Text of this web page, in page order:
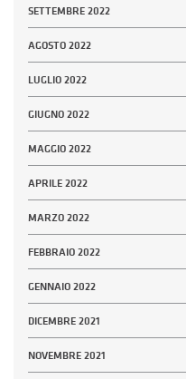
SETTEMBRE 2022
AGOSTO 2022
LUGLIO 2022
GIUGNO 2022
MAGGIO 2022
APRILE 2022
MARZO 2022
FEBBRAIO 2022
GENNAIO 2022
DICEMBRE 2021
NOVEMBRE 2021